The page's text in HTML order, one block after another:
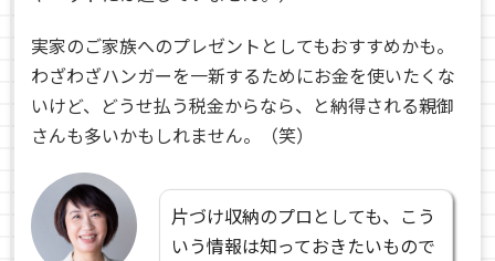
実家のご家族へのプレゼントとしてもおすすめかも。
わざわざハンガーを一新するためにお金を使いたくな
いけど、どうせ払う税金からなら、と納得される親御
さんも多いかもしれません。（笑）
片づけ収納のプロとしても、こう
いう情報は知っておきたいもので